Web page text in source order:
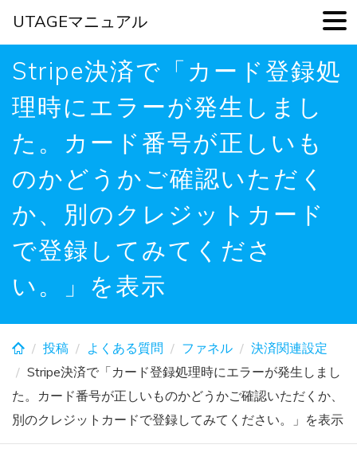
Skip
main
content
Stripe決済で「カード登録処
理時にエラーが発生しまし
た。カード番号が正しいも
のかどうかご確認いただく
か、別のクレジットカード
で登録してみてくださ
い。」を表示
投稿 よくある質問 ファネル
決済関連設定
Stripe決済で「カード登録処理時にエラーが発生しまし
た。カード番号が正しいものかどうかご確認いただくか、
別のクレジットカードで登録してみてください。」を表示
UTAGEマニュアル